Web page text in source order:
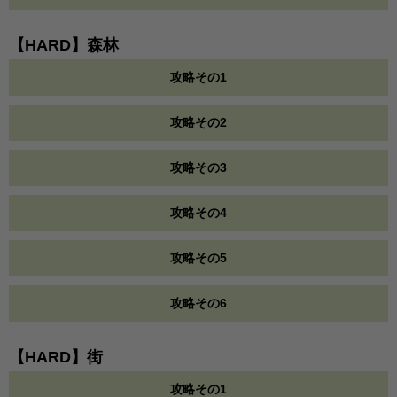
【HARD】森林
攻略その1
攻略その2
攻略その3
攻略その4
攻略その5
攻略その6
【HARD】街
攻略その1